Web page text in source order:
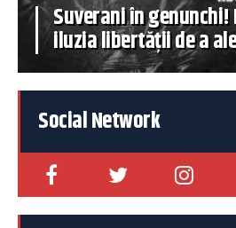
Suverani în
iluzia libertății de a
Social Network